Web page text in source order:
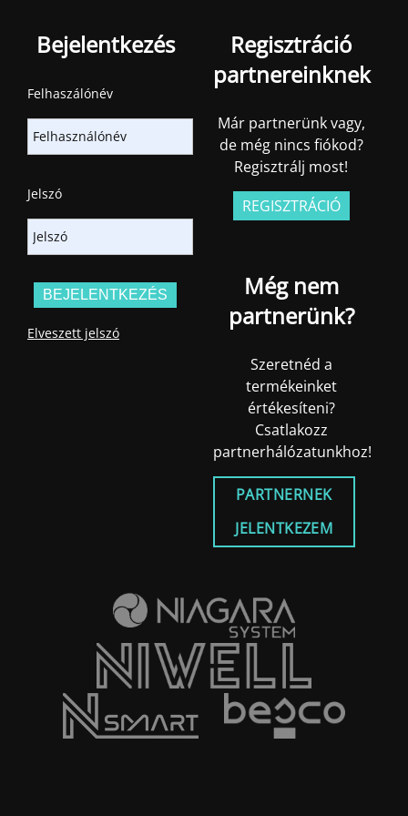
Bejelentkezés
Felhaszálónév
Jelszó
Elveszett jelszó
Regisztráció
partnereinknek
Már partnerünk vagy,
de még nincs fiókod?
Regisztrálj most!
REGISZTRÁCIÓ
Még nem
partnerünk?
Szeretnéd a
termékeinket
értékesíteni?
Csatlakozz
partnerhálózatunkhoz!
PARTNERNEK
JELENTKEZEM